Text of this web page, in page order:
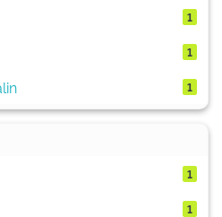
1
1
1
1
1